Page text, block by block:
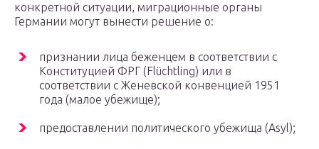
конкретной ситуации, миграционные органы
Германии могут вынести решение о:
признании лица беженцем в соответствии с
Конституцией ФРГ (Flüchtling) или в
соответствии с Женевской конвенцией 1951
года (малое убежище);
предоставлении политического убежища (Asyl);